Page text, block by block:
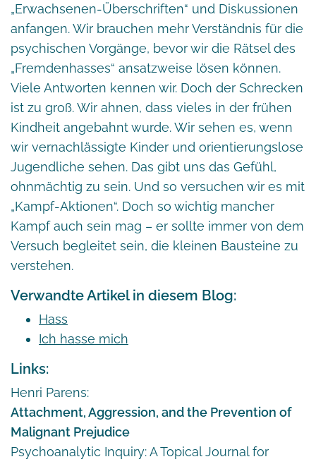
„Erwachsenen-Überschriften“ und Diskussionen
anfangen. Wir brauchen mehr Verständnis für die
psychischen Vorgänge, bevor wir die Rätsel des
„Fremdenhasses“ ansatzweise lösen können.
Viele Antworten kennen wir. Doch der Schrecken
ist zu groß. Wir ahnen, dass vieles in der frühen
Kindheit angebahnt wurde. Wir sehen es, wenn
wir vernachlässigte Kinder und orientierungslose
Jugendliche sehen. Das gibt uns das Gefühl,
ohnmächtig zu sein. Und so versuchen wir es mit
„Kampf-Aktionen“. Doch so wichtig mancher
Kampf auch sein mag – er sollte immer von dem
Versuch begleitet sein, die kleinen Bausteine zu
verstehen.
Verwandte Artikel in diesem Blog:
Hass
Ich hasse mich
Links:
Henri Parens:
Attachment, Aggression, and the Prevention of
Malignant Prejudice
Psychoanalytic Inquiry: A Topical Journal for